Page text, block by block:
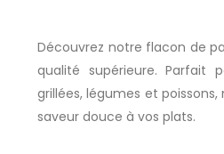
Découvrez notre flacon de
qualité supérieure. Parfait
grillées, légumes et
saveur douce à vos plats.